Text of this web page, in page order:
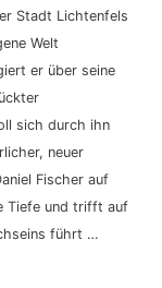
Stadt Lichtenfels
Welt
er über seine
sich durch ihn
neuer
Fischer auf
Tiefe und trifft auf
führt …